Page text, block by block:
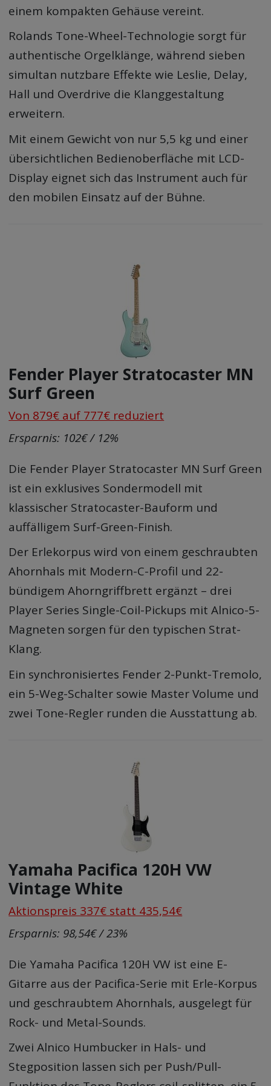
einem kompakten Gehäuse vereint.
Rolands Tone-Wheel-Technologie sorgt für
authentische Orgelklänge, während sieben
simultan nutzbare Effekte wie Leslie, Delay,
Hall und Overdrive die Klanggestaltung
erweitern.
Mit einem Gewicht von nur 5,5 kg und einer
übersichtlichen Bedienoberfläche mit LCD-
Display eignet sich das Instrument auch für
den mobilen Einsatz auf der Bühne.
Fender Player Stratocaster MN
Surf Green
Von 879€ auf 777€ reduziert
Ersparnis: 102€ / 12%
Die Fender Player Stratocaster MN Surf Green
ist ein exklusives Sondermodell mit
klassischer Stratocaster-Bauform und
auffälligem Surf-Green-Finish.
Der Erlekorpus wird von einem geschraubten
Ahornhals mit Modern-C-Profil und 22-
bündigem Ahorngriffbrett ergänzt – drei
Player Series Single-Coil-Pickups mit Alnico-5-
Magneten sorgen für den typischen Strat-
Klang.
Ein synchronisiertes Fender 2-Punkt-Tremolo,
ein 5-Weg-Schalter sowie Master Volume und
zwei Tone-Regler runden die Ausstattung ab.
Yamaha Pacifica 120H VW
Vintage White
Aktionspreis 337€ statt 435,54€
Ersparnis: 98,54€ / 23%
Die Yamaha Pacifica 120H VW ist eine E-
Gitarre aus der Pacifica-Serie mit Erle-Korpus
und geschraubtem Ahornhals, ausgelegt für
Rock- und Metal-Sounds.
Zwei Alnico Humbucker in Hals- und
Stegposition lassen sich per Push/Pull-